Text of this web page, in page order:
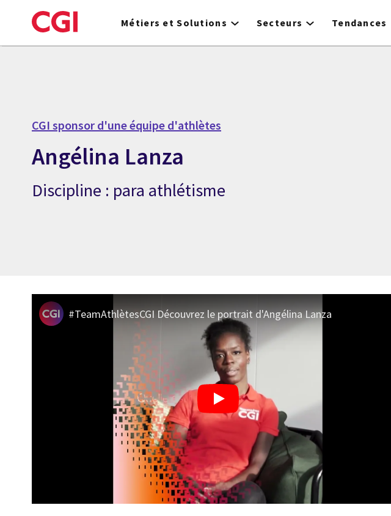
to
Métiers et Solutions Secteurs Tendances
CGI sponsor d'une équipe d'athlètes
Angélina Lanza
Discipline : para athlétisme
#TeamAthlètesCGI Découvrez le portrait d'Angélina Lanza